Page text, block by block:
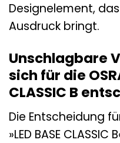
Designelement,
Ausdruck bringt.
Unschlagbare
sich für die
CLASSIC B
Die Entscheidung
»LED BASE